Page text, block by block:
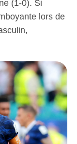
(1-0). Si
lors de